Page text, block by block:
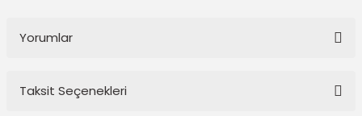
Yorumlar
Taksit Seçenekleri